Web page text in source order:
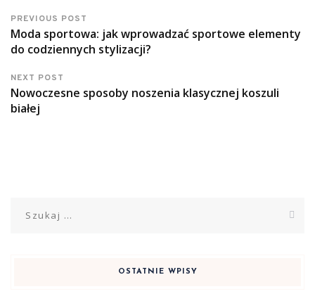
PREVIOUS POST
Moda sportowa: jak wprowadzać sportowe elementy
do codziennych stylizacji?
NEXT POST
Nowoczesne sposoby noszenia klasycznej koszuli
białej
OSTATNIE WPISY